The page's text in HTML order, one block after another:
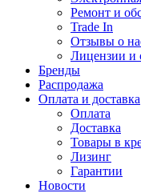
Ремонт и
Trade In
Отзывы о
Лицензии и
Бренды
Распродажа
Оплата и доставка
Оплата
Доставка
Товары в
Лизинг
Гарантии
Новости